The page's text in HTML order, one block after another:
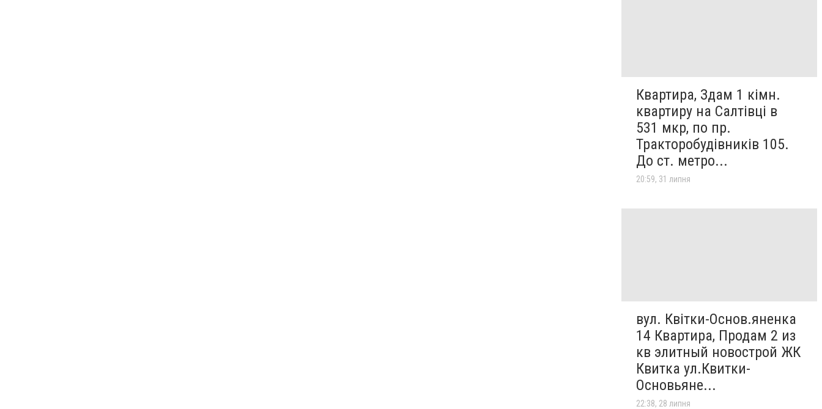
Квартира, Здам 1 кімн.
квартиру на Салтівці в
531 мкр, по пр.
Тракторобудівників 105.
До ст. метро...
20:59, 31 липня
вул. Квітки-Основ.яненка
14 Квартира, Продам 2 из
кв элитный новострой ЖК
Квитка ул.Квитки-
Основьяне...
22:38, 28 липня